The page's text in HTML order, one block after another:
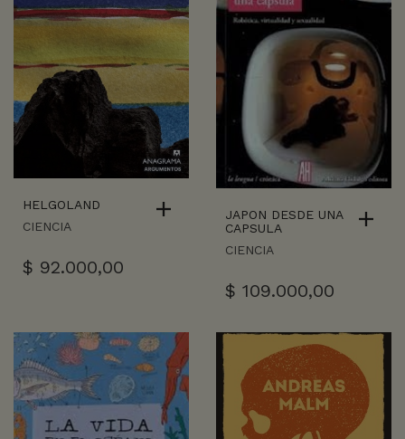
HELGOLAND
CIENCIA
$ 92.000,00
JAPON DESDE UNA
CAPSULA
CIENCIA
$ 109.000,00